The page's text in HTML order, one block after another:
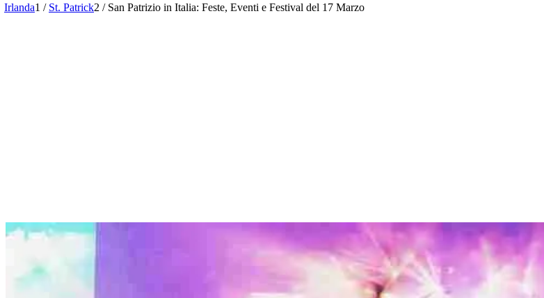
Irlanda1 / St. Patrick2 / San Patrizio in Italia: Feste, Eventi e Festival del 17 Marzo